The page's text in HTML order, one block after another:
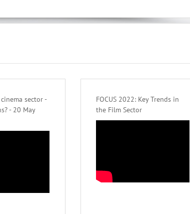
sector -
- 20 May
FOCUS 2022: Key Trends in
the Film Sector